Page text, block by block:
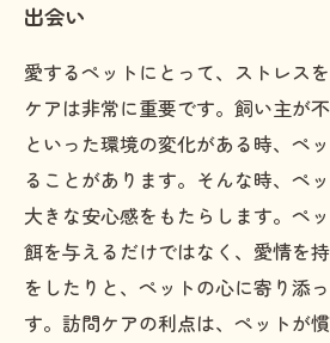
出会い
愛するペットにとって、ストレス
ケアは非常に重要です。飼い主が
といった環境の変化がある時、ペ
ることがあります。そんな時、ペ
大きな安心感をもたらします。ペ
餌を与えるだけではなく、愛情を
をしたりと、ペットの心に寄り添
す。訪問ケアの利点は、ペットが